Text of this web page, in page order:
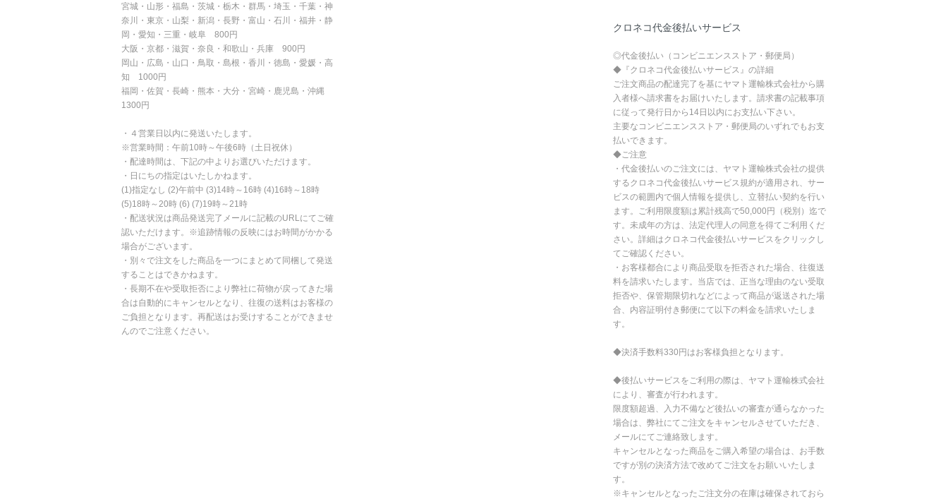
宮城・山形・福島・茨城・栃木・群馬・埼玉・千葉・神
奈川・東京・山梨・新潟・長野・富山・石川・福井・静
岡・愛知・三重・岐阜 800円
大阪・京都・滋賀・奈良・和歌山・兵庫 900円
岡山・広島・山口・鳥取・島根・香川・徳島・愛媛・高
知 1000円
福岡・佐賀・長崎・熊本・大分・宮崎・鹿児島・沖縄
1300円
・４営業日以内に発送いたします。
※営業時間：午前10時～午後6時（土日祝休）
・配達時間は、下記の中よりお選びいただけます。
・日にちの指定はいたしかねます。
(1)指定なし (2)午前中 (3)14時～16時 (4)16時～18時
(5)18時～20時 (6) (7)19時～21時
・配送状況は商品発送完了メールに記載のURLにてご確
認いただけます。※追跡情報の反映にはお時間がかかる
場合がございます。
・別々で注文をした商品を一つにまとめて同梱して発送
することはできかねます。
・長期不在や受取拒否により弊社に荷物が戻ってきた場
合は自動的にキャンセルとなり、往復の送料はお客様の
ご負担となります。再配送はお受けすることができませ
んのでご注意ください。
クロネコ代金後払いサービス
◎代金後払い（コンビニエンスストア・郵便局）
◆『クロネコ代金後払いサービス』の詳細
ご注文商品の配達完了を基にヤマト運輸株式会社から購
入者様へ請求書をお届けいたします。請求書の記載事項
に従って発行日から14日以内にお支払い下さい。
主要なコンビニエンスストア・郵便局のいずれでもお支
払いできます。
◆ご注意
・代金後払いのご注文には、ヤマト運輸株式会社の提供
するクロネコ代金後払いサービス規約が適用され、サー
ビスの範囲内で個人情報を提供し、立替払い契約を行い
ます。ご利用限度額は累計残高で50,000円（税別）迄で
す。未成年の方は、法定代理人の同意を得てご利用くだ
さい。詳細はクロネコ代金後払いサービスをクリックし
てご確認ください。
・お客様都合により商品受取を拒否された場合、往復送
料を請求いたします。当店では、正当な理由のない受取
拒否や、保管期限切れなどによって商品が返送された場
合、内容証明付き郵便にて以下の料金を請求いたしま
す。
◆決済手数料330円はお客様負担となります。
◆後払いサービスをご利用の際は、ヤマト運輸株式会社
により、審査が行われます。
限度額超過、入力不備など後払いの審査が通らなかった
場合は、弊社にてご注文をキャンセルさせていただき、
メールにてご連絡致します。
キャンセルとなった商品をご購入希望の場合は、お手数
ですが別の決済方法で改めてご注文をお願いいたしま
す。
※キャンセルとなったご注文分の在庫は確保されておら